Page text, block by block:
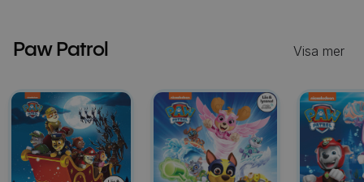
Paw Patrol Visa mer